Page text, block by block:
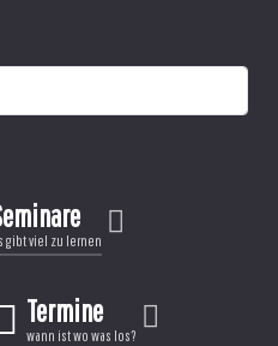
gibt viel zu lernen
Termine
wann ist wo was los?